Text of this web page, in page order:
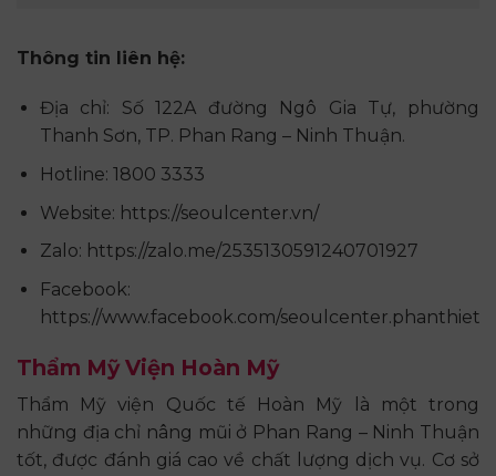
Thông tin liên hệ:
Địa chỉ: Số 122A đường Ngô Gia Tự, phường
Thanh Sơn, TP. Phan Rang – Ninh Thuận.
Hotline: 1800 3333
Website: https://seoulcenter.vn/
Zalo: https://zalo.me/2535130591240701927
Facebook:
https://www.facebook.com/seoulcenter.phanthiet
Thẩm Mỹ Viện Hoàn Mỹ
Thẩm Mỹ viện Quốc tế Hoàn Mỹ là một trong
những địa chỉ nâng mũi ở Phan Rang – Ninh Thuận
tốt, được đánh giá cao về chất lượng dịch vụ. Cơ sở